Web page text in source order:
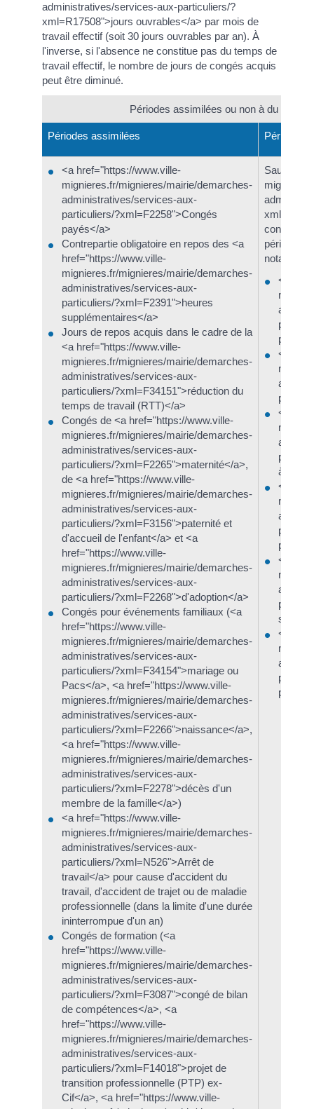
administratives/services-aux-particuliers/?
xml=R17508">jours ouvrables</a> par mois de
travail effectif (soit 30 jours ouvrables par an). À
l'inverse, si l'absence ne constitue pas du temps de
travail effectif, le nombre de jours de congés acquis
peut être diminué.
Périodes assimilées ou non à du temps
Périodes assimilées Périodes
<a href="https://www.ville-
mignieres.fr/mignieres/mairie/demarches-
administratives/services-aux-
particuliers/?xml=F2258">Congés
payés</a>
Contrepartie obligatoire en repos des <a
href="https://www.ville-
mignieres.fr/mignieres/mairie/demarches-
administratives/services-aux-
particuliers/?xml=F2391">heures
supplémentaires</a>
Jours de repos acquis dans le cadre de la
<a href="https://www.ville-
mignieres.fr/mignieres/mairie/demarches-
administratives/services-aux-
particuliers/?xml=F34151">réduction du
temps de travail (RTT)</a>
Congés de <a href="https://www.ville-
mignieres.fr/mignieres/mairie/demarches-
administratives/services-aux-
particuliers/?xml=F2265">maternité</a>,
de <a href="https://www.ville-
mignieres.fr/mignieres/mairie/demarches-
administratives/services-aux-
particuliers/?xml=F3156">paternité et
d'accueil de l'enfant</a> et <a
href="https://www.ville-
mignieres.fr/mignieres/mairie/demarches-
administratives/services-aux-
particuliers/?xml=F2268">d'adoption</a>
Congés pour événements familiaux (<a
href="https://www.ville-
mignieres.fr/mignieres/mairie/demarches-
administratives/services-aux-
particuliers/?xml=F34154">mariage ou
Pacs</a>, <a href="https://www.ville-
mignieres.fr/mignieres/mairie/demarches-
administratives/services-aux-
particuliers/?xml=F2266">naissance</a>,
<a href="https://www.ville-
mignieres.fr/mignieres/mairie/demarches-
administratives/services-aux-
particuliers/?xml=F2278">décès d'un
membre de la famille</a>)
<a href="https://www.ville-
mignieres.fr/mignieres/mairie/demarches-
administratives/services-aux-
particuliers/?xml=N526">Arrêt de
travail</a> pour cause d'accident du
travail, d'accident de trajet ou de maladie
professionnelle (dans la limite d'une durée
ininterrompue d'un an)
Congés de formation (<a
href="https://www.ville-
mignieres.fr/mignieres/mairie/demarches-
administratives/services-aux-
particuliers/?xml=F3087">congé de bilan
de compétences</a>, <a
href="https://www.ville-
mignieres.fr/mignieres/mairie/demarches-
administratives/services-aux-
particuliers/?xml=F14018">projet de
transition professionnelle (PTP) ex-
Cif</a>, <a href="https://www.ville-
Sauf <a
périodes
<a
pour
<a
<a
à
<a
<a
<a
pied</